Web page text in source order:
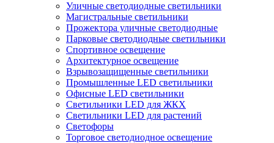
Уличные светодиодные светильники
Магистральные светильники
Прожектора уличные светодиодные
Парковые светодиодные светильники
Спортивное освещение
Архитектурное освещение
Взрывозащищенные светильники
Промышленные LED светильники
Офисные LED светильники
Cветильники LED для ЖКХ
Светильники LED для растений
Светофоры
Торговое светодиодное освещение